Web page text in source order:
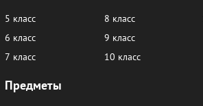
5 класс
6 класс
7 класс
8 класс
9 класс
10 класс
Предметы